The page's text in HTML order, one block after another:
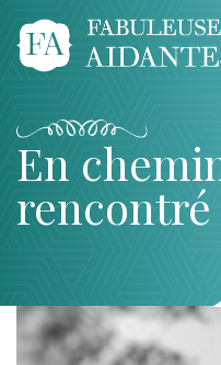
En
rencontré